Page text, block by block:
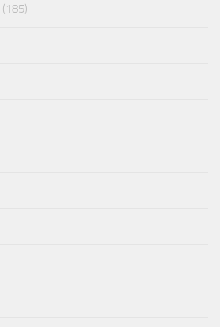
(185)